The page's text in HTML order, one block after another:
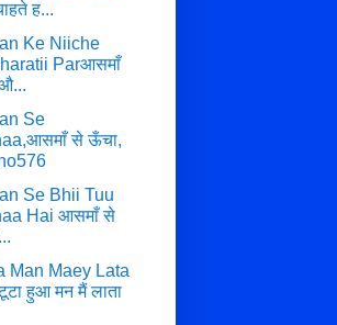
ह...
Ke Niiche
Parआसमाँ
Se
से ऊँचा,
Se Bhii Tuu
Hai आसमाँ से
Man Maey Lata
हुआ मन मैं लाता